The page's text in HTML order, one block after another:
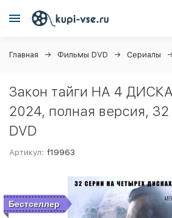
Главная Фильмы DVD Сериалы
Закон тайги НА 4
2024, полная версия,
DVD
Артикул: f19963
Бестселлер